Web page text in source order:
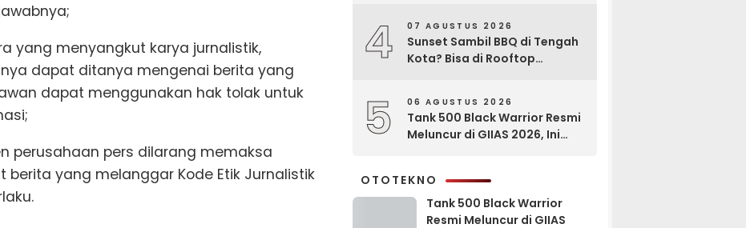
yang menyangkut karya jurnalistik,
dapat ditanya mengenai berita yang
dapat menggunakan hak tolak untuk
perusahaan pers dilarang memaksa
yang melanggar Kode Etik Jurnalistik
4 07 AGUSTUS 2026
Sunset Sambil BBQ di Tengah
Kota? Bisa di Rooftop
5 06 AGUSTUS 2026
Tank 500 Black Warrior Resmi
Meluncur di GIIAS 2026, Ini
OTOTEKNO
Tank 500 Black Warrior
Resmi Meluncur di GIIAS